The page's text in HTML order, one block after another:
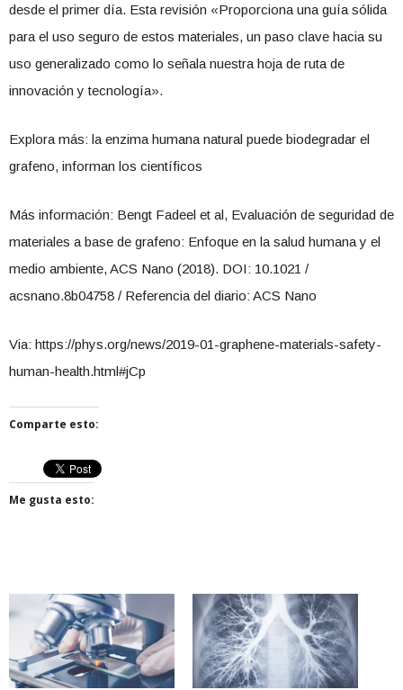
desde el primer día. Esta revisión «Proporciona una guía sólida
para el uso seguro de estos materiales, un paso clave hacia su
uso generalizado como lo señala nuestra hoja de ruta de
innovación y tecnología».
Explora más: la enzima humana natural puede biodegradar el
grafeno, informan los científicos
Más información: Bengt Fadeel et al, Evaluación de seguridad de
materiales a base de grafeno: Enfoque en la salud humana y el
medio ambiente, ACS Nano (2018). DOI: 10.1021 /
acsnano.8b04758 / Referencia del diario: ACS Nano
Via: https://phys.org/news/2019-01-graphene-materials-safety-
human-health.html#jCp
Comparte esto:
Me gusta esto: